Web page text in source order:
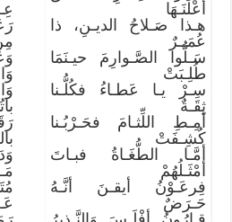
أعْلَنَـهَا
هـذا صَـلاحُ الديـنِ، ذا
عُمَــرٌ
سَـلُّوا الصَّـوارِمَ حيـنَمَا
طُلِـبَتْ
سِـرْ يـا عَطـاءُ فكُلُّـنا
ثِقَـةٌ
أمِـطِ اللِّثـامَ فحَـرْبُـنا
كُشِـفَتْ
أمَّـا الطُّغَـاةُ فبـاتَ
أمْثَـلُهُمْ
فِرعَـوْنُ أيقـنَ أنَّـهُ
حَـرَضٌ